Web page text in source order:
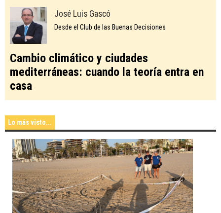
José Luis Gascó
Desde el Club de las Buenas Decisiones
Cambio climático y ciudades
mediterráneas: cuando la teoría entra en
casa
Lo más visto...